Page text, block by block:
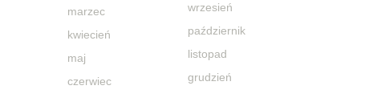
marzec
kwiecień
maj
czerwiec
wrzesień
październik
listopad
grudzień